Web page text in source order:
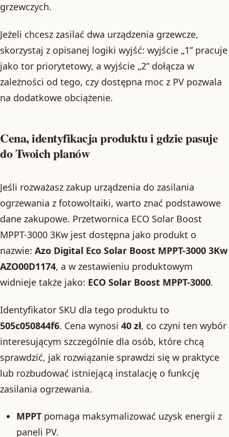
grzewczych.
Jeżeli chcesz zasilać dwa urządzenia grzewcze,
skorzystaj z opisanej logiki wyjść: wyjście „1” pracuje
jako tor priorytetowy, a wyjście „2” dołącza w
zależności od tego, czy dostępna moc z PV pozwala
na dodatkowe obciążenie.
Cena, identyfikacja produktu i gdzie pasuje
do Twoich planów
Jeśli rozważasz zakup urządzenia do zasilania
ogrzewania z fotowoltaiki, warto znać podstawowe
dane zakupowe. Przetwornica ECO Solar Boost
MPPT-3000 3Kw jest dostępna jako produkt o
nazwie: Azo Digital Eco Solar Boost MPPT-3000 3Kw
AZO00D1174, a w zestawieniu produktowym
widnieje także jako: ECO Solar Boost MPPT-3000.
Identyfikator SKU dla tego produktu to
505c050844f6. Cena wynosi 40 zł, co czyni ten wybór
interesującym szczególnie dla osób, które chcą
sprawdzić, jak rozwiązanie sprawdzi się w praktyce
lub rozbudować istniejącą instalację o funkcję
zasilania ogrzewania.
MPPTpomaga maksymalizować uzysk energii z
paneli PV.